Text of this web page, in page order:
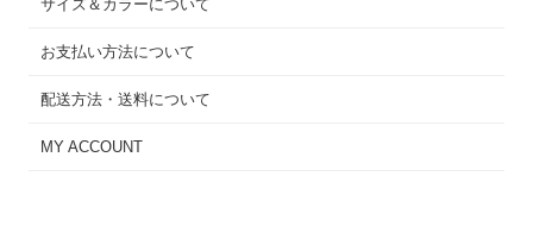
サイズ＆カラーについて
お支払い方法について
配送方法・送料について
MY ACCOUNT